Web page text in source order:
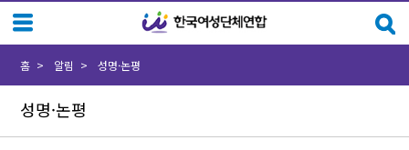
성명·논평
홈 알림 성명·논평